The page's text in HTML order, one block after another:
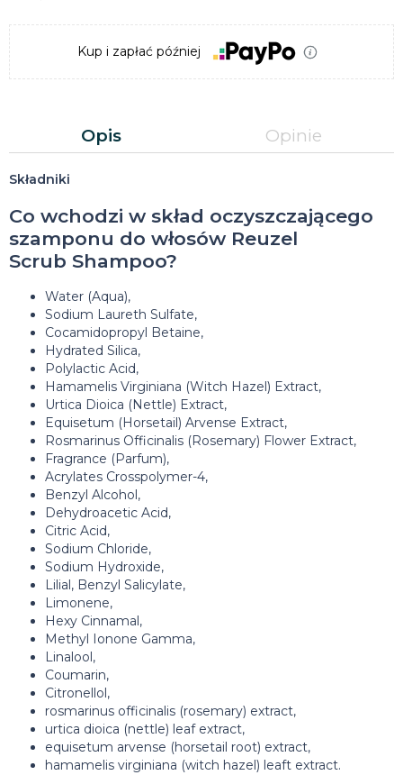
Kup i zapłać później
Opis Opinie
Składniki
Co wchodzi w skład oczyszczającego
szamponu do włosów Reuzel
Scrub Shampoo?
Water (Aqua),
Sodium Laureth Sulfate,
Cocamidopropyl Betaine,
Hydrated Silica,
Polylactic Acid,
Hamamelis Virginiana (Witch Hazel) Extract,
Urtica Dioica (Nettle) Extract,
Equisetum (Horsetail) Arvense Extract,
Rosmarinus Officinalis (Rosemary) Flower Extract,
Fragrance (Parfum),
Acrylates Crosspolymer-4,
Benzyl Alcohol,
Dehydroacetic Acid,
Citric Acid,
Sodium Chloride,
Sodium Hydroxide,
Lilial, Benzyl Salicylate,
Limonene,
Hexy Cinnamal,
Methyl Ionone Gamma,
Linalool,
Coumarin,
Citronellol,
rosmarinus officinalis (rosemary) extract,
urtica dioica (nettle) leaf extract,
equisetum arvense (horsetail root) extract,
hamamelis virginiana (witch hazel) leaft extract.